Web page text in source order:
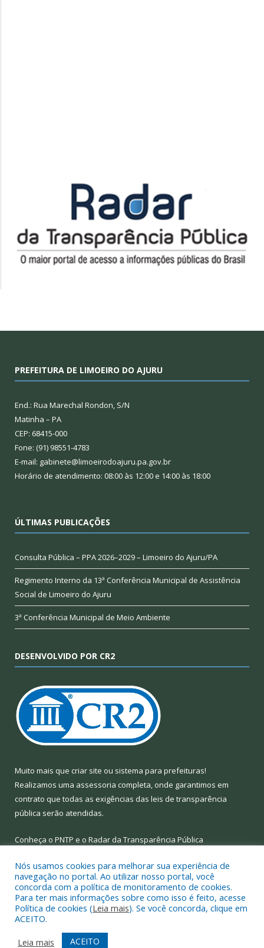
PREFEITURA DE LIMOEIRO DO AJURU
End.: Rua Marechal Rondon, S/N
Matinha – PA
CEP: 68415-000
Fone: (91) 98551-4783
E-mail: gabinete@limoeirodoajuru.pa.gov.br
Horário de atendimento: 08:00 às 12:00 e 14:00 às 18:00
ÚLTIMAS PUBLICAÇÕES
Consulta Pública – PPA 2026–2029 – Limoeiro do Ajuru/PA
Regimento Interno da 13ª Conferência Municipal de Assistência
Social de Limoeiro do Ajuru
3ª Conferência Municipal de Meio Ambiente
DESENVOLVIDO POR CR2
Muito mais que criar site ou sistema para prefeituras!
Realizamos uma assessoria completa, onde garantimos em
contrato que todas as exigências das leis de transparência
pública serão atendidas.
Conheça o PNTP e o Radar da Transparência Pública
Todos os direitos reservados a Prefeitura Municipal de Limoeiro
do Ajuru.
Mapa do Site
Acessar Área Administrativa
Nós usamos cookies para melhorar sua experiência de
navegação no portal. Ao utilizar nosso portal, você
concorda com a política de monitoramento de cookies.
Para ter mais informações sobre como isso é feito, acesse
Política de cookies (Leia mais). Se você concorda, clique em
ACEITO.
Leia mais
ACEITO